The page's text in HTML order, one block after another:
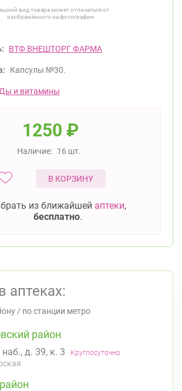
вид товара может отличаться от
изображённого на фотографии
ВТФ ВНЕШТОРГ ФАРМА
Капсулы №30.
и витамины
1250 ₽
Наличие: 16 шт.
В КОРЗИНУ
из ближайшей аптеки,
бесплатно.
аптеках:
/ по станции метро
район
д. 39, к. 3 Круглосуточно